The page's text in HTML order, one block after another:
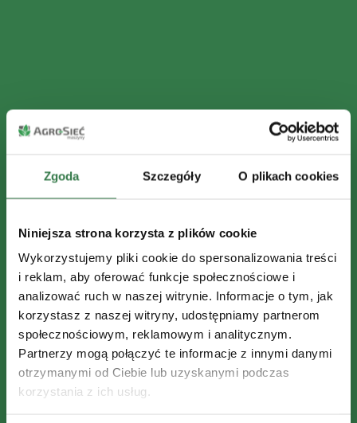
Zgoda Szczegóły O plikach cookies
Niniejsza strona korzysta z plików cookie
Wykorzystujemy pliki cookie do spersonalizowania treści
i reklam, aby oferować funkcje społecznościowe i
analizować ruch w naszej witrynie. Informacje o tym, jak
korzystasz z naszej witryny, udostępniamy partnerom
społecznościowym, reklamowym i analitycznym.
Partnerzy mogą połączyć te informacje z innymi danymi
otrzymanymi od Ciebie lub uzyskanymi podczas
korzystania z ich usług.